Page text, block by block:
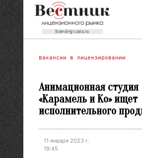
Вакансии в лицензировании
Анимационная студия
«Карамель и Ко» ищет
исполнительного
11 января 2023 г.
19:45